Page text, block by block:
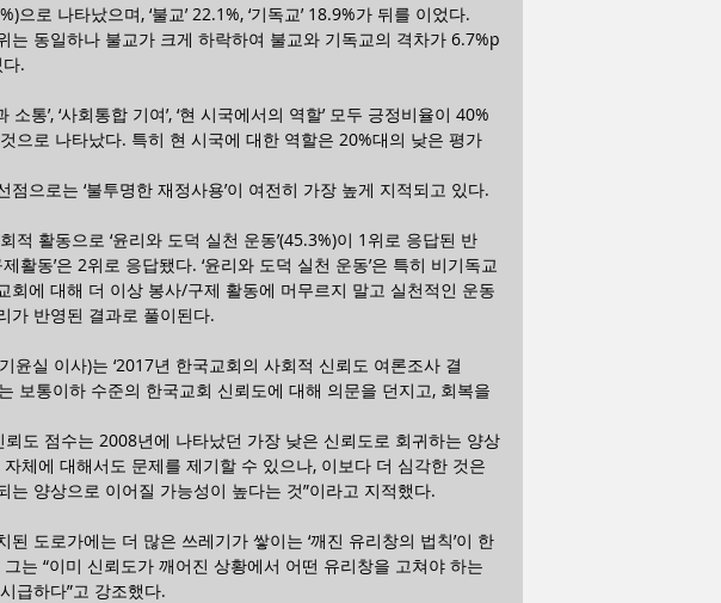
으로 나타났으며, ‘불교’ 22.1%, ‘기독교’ 18.9%가 뒤를 이었다.
는 동일하나 불교가 크게 하락하여 불교와 기독교의 격차가 6.7%p
.
통’, ‘사회통합 기여’, ‘현 시국에서의 역할’ 모두 긍정비율이 40%
으로 나타났다. 특히 현 시국에 대한 역할은 20%대의 낮은 평가
으로는 ‘불투명한 재정사용’이 여전히 가장 높게 지적되고 있다.
적 활동으로 ‘윤리와 도덕 실천 운동’(45.3%)이 1위로 응답된 반
활동’은 2위로 응답됐다. ‘윤리와 도덕 실천 운동’은 특히 비기독교
회에 대해 더 이상 봉사/구제 활동에 머무르지 말고 실천적인 운동
가 반영된 결과로 풀이된다.
윤실 이사)는 ‘2017년 한국교회의 사회적 신뢰도 여론조사 결
보통이하 수준의 한국교회 신뢰도에 대해 의문을 던지고, 회복을
도 점수는 2008년에 나타났던 가장 낮은 신뢰도로 회귀하는 양상
체에 대해서도 문제를 제기할 수 있으나, 이보다 더 심각한 것은
는 양상으로 이어질 가능성이 높다는 것”이라고 지적했다.
도로가에는 더 많은 쓰레기가 쌓이는 ‘깨진 유리창의 법칙’이 한
는 “이미 신뢰도가 깨어진 상황에서 어떤 유리창을 고쳐야 하는
급하다”고 강조했다.